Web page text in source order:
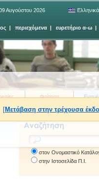
[Μετάβαση στην τρέχουσα
Αυγούστου 2026 Ελληνικά
|περιεχόμενα|ευρετήριο α-ω
Φοίτηση
στον Ονομαστικό
στην Ιστοσελίδα Π.Ι.